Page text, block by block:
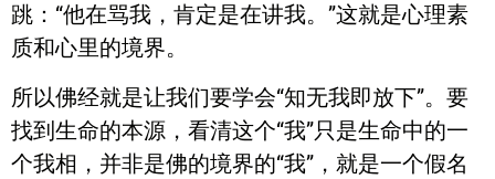
跳：“他在骂我，肯定是在讲我。”这就是心理素
质和心里的境界。
所以佛经就是让我们要学会“知无我即放下”。要
找到生命的本源，看清这个“我”只是生命中的一
个我相，并非是佛的境界的“我”，就是一个假名